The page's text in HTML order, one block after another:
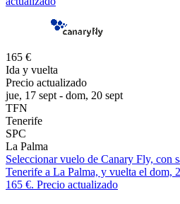
165 €
Ida y vuelta
Precio actualizado
jue, 17 sept - dom, 20 sept
TFN
Tenerife
SPC
La Palma
Seleccionar vuelo de Canary Fly, con
Tenerife a La Palma, y vuelta el dom,
165 €. Precio actualizado